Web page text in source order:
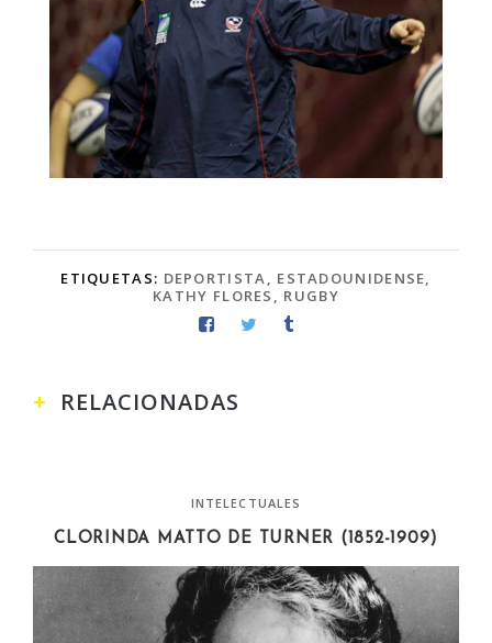
ETIQUETAS: DEPORTISTA, ESTADOUNIDENSE,
KATHY FLORES , RUGBY
RELACIONADAS
INTELECTUALES
CLORINDA MATTO DE TURNER (1852-1909)